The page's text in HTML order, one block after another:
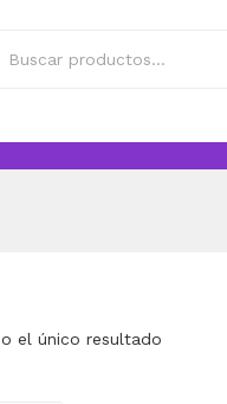
el único resultado